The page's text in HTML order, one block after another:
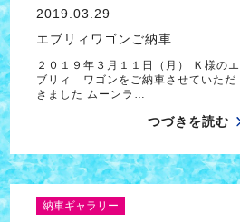
2019.03.29
エブリィワゴンご納車
２０１９年３月１１日（月） Ｋ様のエ
ブリィ ワゴンをご納車させていただ
きました ムーンラ…
つづきを読む
納車ギャラリー